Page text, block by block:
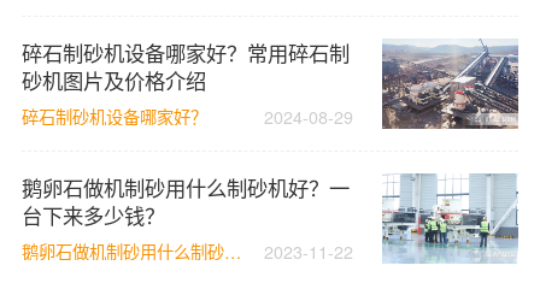
碎石制砂机设备哪家好？常用碎石制
砂机图片及价格介绍
碎石制砂机设备哪家好？ 2024-08-29
鹅卵石做机制砂用什么制砂机好？一
台下来多少钱？
鹅卵石做机制砂用什么制砂机好？ 2023-11-22